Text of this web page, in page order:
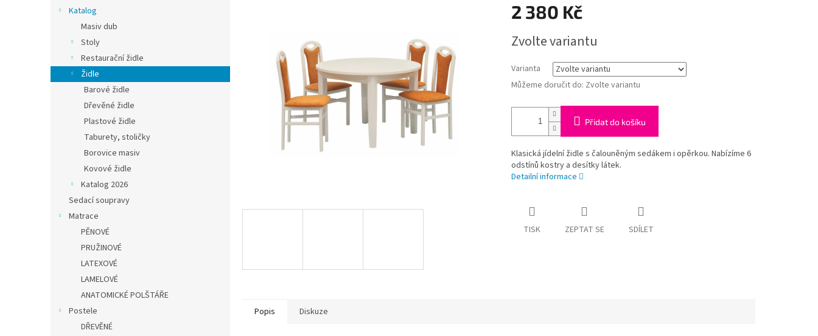
a
Katalog
Masiv dub
Stoly
Restaurační židle
Židle
Barové židle
Dřevěné židle
Plastové židle
Taburety, stoličky
Borovice masiv
Kovové židle
Katalog 2026
Sedací soupravy
Matrace
PĚNOVÉ
PRUŽINOVÉ
LATEXOVÉ
LAMELOVÉ
ANATOMICKÉ POLŠTÁŘE
Postele
DŘEVĚNÉ
hvězdiček.
2 380 Kč
cena:
Zvolte variantu
Varianta
Můžeme doručit do: Zvolte variantu
Přidat do košíku
Klasická jídelní židle s čalouněným sedákem i opěrkou. Nabízíme 6
odstínů kostry a desítky látek.
Detailní informace
TISK ZEPTAT SE SDÍLET
Popis Diskuze